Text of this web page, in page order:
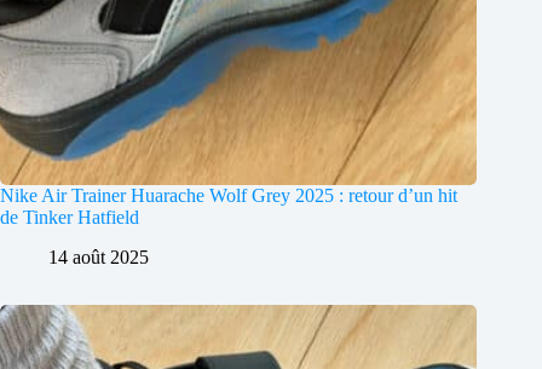
Nike Air Trainer Huarache Wolf Grey 2025 : retour d’un hit
de Tinker Hatfield
14 août 2025